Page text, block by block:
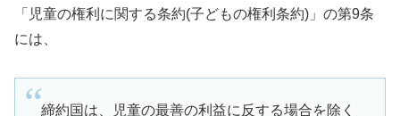
「児童の権利に関する条約(子どもの権利条約)」の第9条
には、
締約国は、児童の最善の利益に反する場合を除く